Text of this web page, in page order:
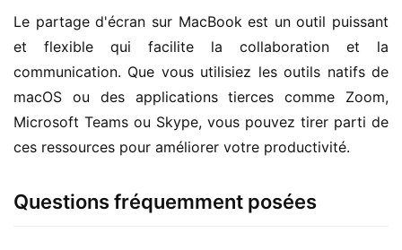
Le partage d'écran sur MacBook est un outil puissant
et flexible qui facilite la collaboration et la
communication. Que vous utilisiez les outils natifs de
macOS ou des applications tierces comme Zoom,
Microsoft Teams ou Skype, vous pouvez tirer parti de
ces ressources pour améliorer votre productivité.
Questions fréquemment posées